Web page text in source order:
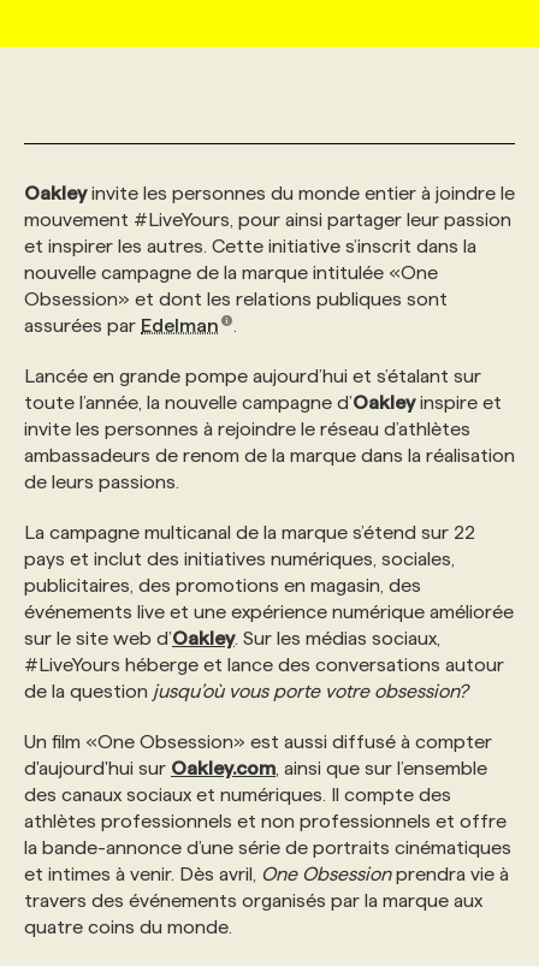
AFFAIRES DE L'INDUSTRIE
INITIATIVES NUMÉRIQUES
PRIX ET DISTINCTIONS
TENDANCES
WEB & MÉDIAS SOCIAUX
MARKETING DURABLE
GEO/SEO
ÉVÉNEMENTIEL
NOS AUTEUR‧RICES
INFOLETTRE PUBLICITÉ
ANNONCEZ AVEC NOUS
CONSULTER LA CVTHÈQUE
PROFIL ENTREPRISE
FAQ
ANNONCEZ AVEC NOUS
VOIR LES OFFRES
PROFIL CANDIDAT
FAQ
ANNONCEZ AVEC NOUS
NOS FORMATIONS EN LIGNE
NOS PARCOURS DE FORMATIONS
FORMATIONS PERSONNALISÉES
NOS FORMATEUR‧RICES
POURQUOI CHOISIR NOS FORMATIONS
PROGRAMMES DE SUBVENTIONS
FAQ
ANNONCEZ AVEC NOUS
CHASSE DE TÊTE
SERVICE DE CHASSE DE TÊTE
NOS TARIFS
NOS EXPERTISES
FAQ
Oakleyinvite les personnes du monde entier à joindre le
mouvement #LiveYours, pour ainsi partager leur passion
et inspirer les autres. Cette initiative s’inscrit dans la
nouvelle campagne de la marque intitulée «One
Obsession» et dont les relations publiques sont
assurées par Edelman
Lancée en grande pompe aujourd’hui et s’étalant sur
toute l’année, la nouvelle campagne d’Oakleyinspire et
invite les personnes à rejoindre le réseau d’athlètes
ambassadeurs de renom de la marque dans la réalisation
de leurs passions.
La campagne multicanal de la marque s’étend sur 22
pays et inclut des initiatives numériques, sociales,
publicitaires, des promotions en magasin, des
événements live et une expérience numérique améliorée
sur le site web d’Oakley. Sur les médias sociaux,
#LiveYours héberge et lance des conversations autour
de la question jusqu’où vous porte votre obsession?
Un film «One Obsession» est aussi diffusé à compter
d'aujourd'hui sur Oakley.com , ainsi que sur l’ensemble
des canaux sociaux et numériques. Il compte des
athlètes professionnels et non professionnels et offre
la bande-annonce d’une série de portraits cinématiques
et intimes à venir. Dès avril, One Obsessionprendra vie à
travers des événements organisés par la marque aux
quatre coins du monde.